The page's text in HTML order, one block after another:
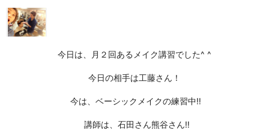
今日は、月２回あるメイク講習でした^ ^
今日の相手は工藤さん！
今は、ベーシックメイクの練習中‼️
講師は、石田さん熊谷さん‼️